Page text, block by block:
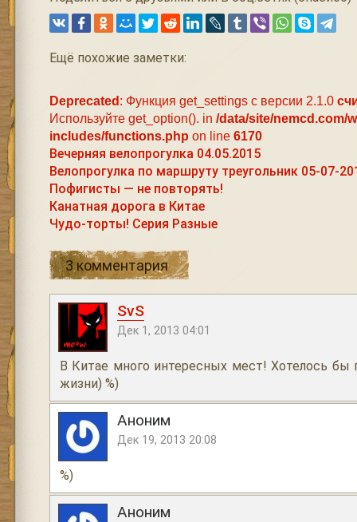
Ещё похожие заметки:
Deprecated : Функция get_settings с версии 2.1.0
Используйте get_option(). in /data/site/nemcd.com/
includes/functions.php on line 6170
Вечерняя велопрогулка 04.05.2015
Велопрогулка по маршруту треугольник 05-07-
Пофигисты — не повторять!
Канатная дорога в Китае
Чудо-торты! Серия Разные
3 комментария
SvS
Дек 1, 2013 04:01
В Китае много интересных мест! Хотелось бы
жизни) %)
Аноним
Дек 19, 2013 20:08
%)
Аноним